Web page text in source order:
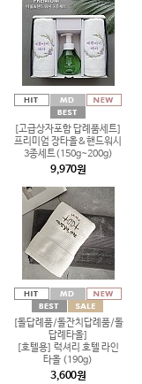
[고급상자포함 답례품세트]
프리미엄 장타올&핸드워시
3종세트(150g~200g)
9,970원
[돌답례품/돌잔치답례품/돌
답례타올]
[호텔용] 럭셔리 호텔 라인
타올 (190g)
3,600원